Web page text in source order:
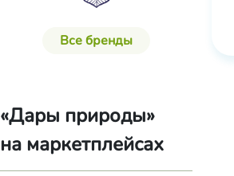
Все бренды
«Дары природы»
на маркетплейсах